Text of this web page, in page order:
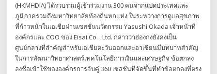
(HKMHDIA) ได้รวบรวมผู้เข้าร่วมงาน 300 คนจากแปดประเทศและ
ภูมิภาครวมถึงมหาวิทยาลัยท้องถิ่นหกแห่ง ในระหว่างการดูแลสุขภาพ
ที่ก้าวหน้าในเอเชียผ่านเซสชั่นนวัตกรรม Yasushi Okada เจ้าหน้าที่
องค์กรและ COO ของ Eisai Co. , Ltd. กล่าวว่าฮ่องกงยังคงเป็น
ศูนย์กลางที่สำคัญสำหรับเอเชียตะวันออกและอาเซียนมีบทบาทสำคัญ
ในการพัฒนาวิทยาศาสตร์เทคโนโลยีการเงินและเศรษฐกิจ ข้อตกลง
ลงชื่อเข้าใช้ขององค์กรการจับคู่ 360 เซสชันที่จัดขึ้นที่ทำข้อตกลงที่ตรง